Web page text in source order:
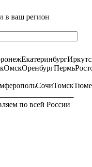
в ваш регион
Екатеринбург
ОмскОренбургПермь
СочиТомск
по всей России